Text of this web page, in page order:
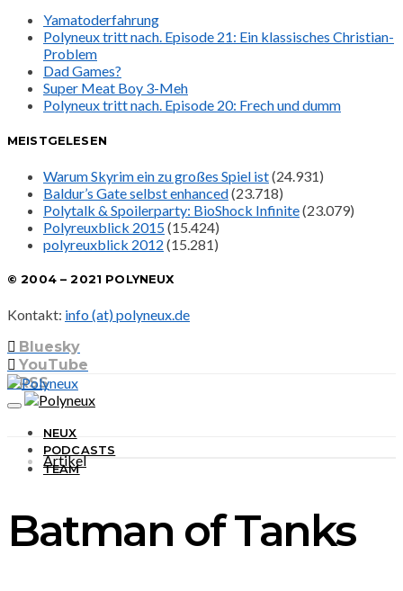
Yamatoderfahrung
Polyneux tritt nach. Episode 21: Ein klassisches Christian-
Problem
Dad Games?
Super Meat Boy 3-Meh
Polyneux tritt nach. Episode 20: Frech und dumm
MEISTGELESEN
Warum Skyrim ein zu großes Spiel ist(24.931)
Baldur’s Gate selbst enhanced(23.718)
Polytalk & Spoilerparty: BioShock Infinite(23.079)
Polyreuxblick 2015(15.424)
polyreuxblick 2012 (15.281)
© 2004 – 2021 POLYNEUX
Kontakt: info (at) polyneux.de
Bluesky
YouTube
RSS
NEUX
PODCASTS
TEAM
Artikel
Batman of Tanks